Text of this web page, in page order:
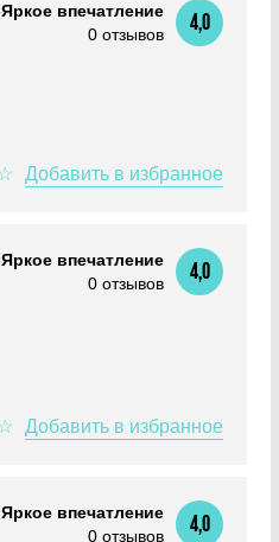
Яркое впечатление
0 отзывов
4,0
Яркое впечатление
0 отзывов
4,0
Яркое впечатление
0 отзывов
4,0